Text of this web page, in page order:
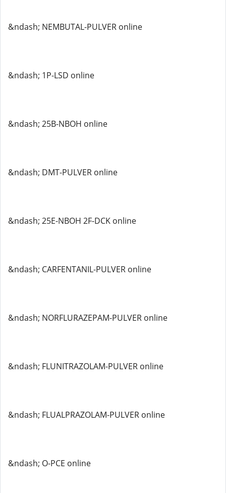
&ndash; NEMBUTAL-PULVER online
&ndash; 1P-LSD online
&ndash; 25B-NBOH online
&ndash; DMT-PULVER online
&ndash; 25E-NBOH 2F-DCK online
&ndash; CARFENTANIL-PULVER online
&ndash; NORFLURAZEPAM-PULVER online
&ndash; FLUNITRAZOLAM-PULVER online
&ndash; FLUALPRAZOLAM-PULVER online
&ndash; O-PCE online